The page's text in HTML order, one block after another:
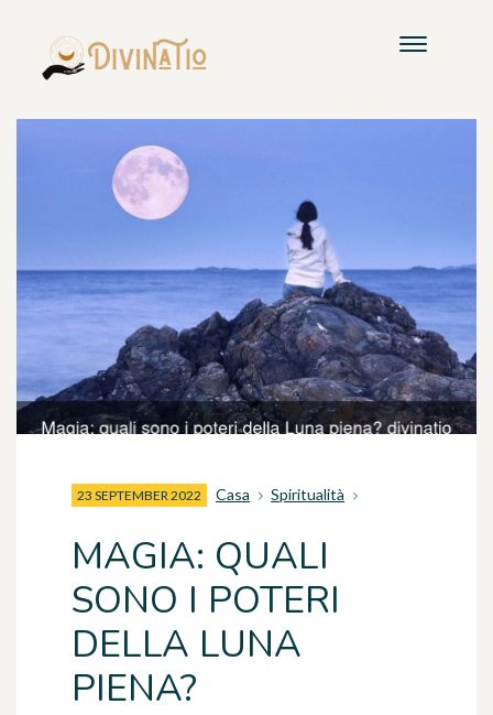
23 SEPTEMBER 2022 Casa Spiritualità
MAGIA: QUALI
SONO I POTERI
DELLA LUNA
PIENA?